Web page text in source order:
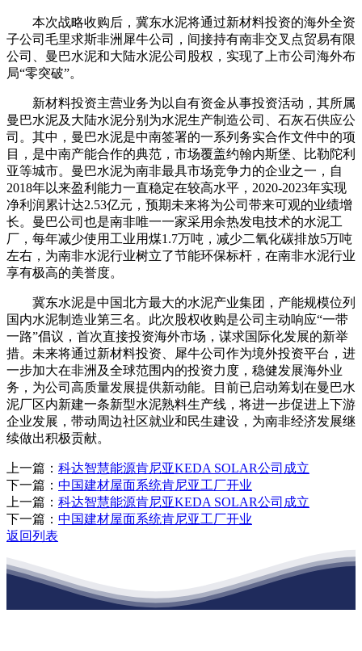
本次战略收购后，冀东水泥将通过新材料投资的海外全资
子公司毛里求斯非洲犀牛公司，间接持有南非交叉点贸易有限
公司、曼巴水泥和大陆水泥公司股权，实现了上市公司海外布
局“零突破”。
新材料投资主营业务为以自有资金从事投资活动，其所属
曼巴水泥及大陆水泥分别为水泥生产制造公司、石灰石供应公
司。其中，曼巴水泥是中南签署的一系列务实合作文件中的项
目，是中南产能合作的典范，市场覆盖约翰内斯堡、比勒陀利
亚等城市。曼巴水泥为南非最具市场竞争力的企业之一，自
2018年以来盈利能力一直稳定在较高水平，2020-2023年实现
净利润累计达2.53亿元，预期未来将为公司带来可观的业绩增
长。曼巴公司也是南非唯一一家采用余热发电技术的水泥工
厂，每年减少使用工业用煤1.7万吨，减少二氧化碳排放5万吨
左右，为南非水泥行业树立了节能环保标杆，在南非水泥行业
享有极高的美誉度。
冀东水泥是中国北方最大的水泥产业集团，产能规模位列
国内水泥制造业第三名。此次股权收购是公司主动响应“一带
一路”倡议，首次直接投资海外市场，谋求国际化发展的新举
措。未来将通过新材料投资、犀牛公司作为境外投资平台，进
一步加大在非洲及全球范围内的投资力度，稳健发展海外业
务，为公司高质量发展提供新动能。目前已启动筹划在曼巴水
泥厂区内新建一条新型水泥熟料生产线，将进一步促进上下游
企业发展，带动周边社区就业和民生建设，为南非经济发展继
续做出积极贡献。
上一篇： 科达智慧能源肯尼亚KEDA SOLAR公司成立
下一篇： 中国建材屋面系统肯尼亚工厂开业
上一篇： 科达智慧能源肯尼亚KEDA SOLAR公司成立
下一篇： 中国建材屋面系统肯尼亚工厂开业
返回列表